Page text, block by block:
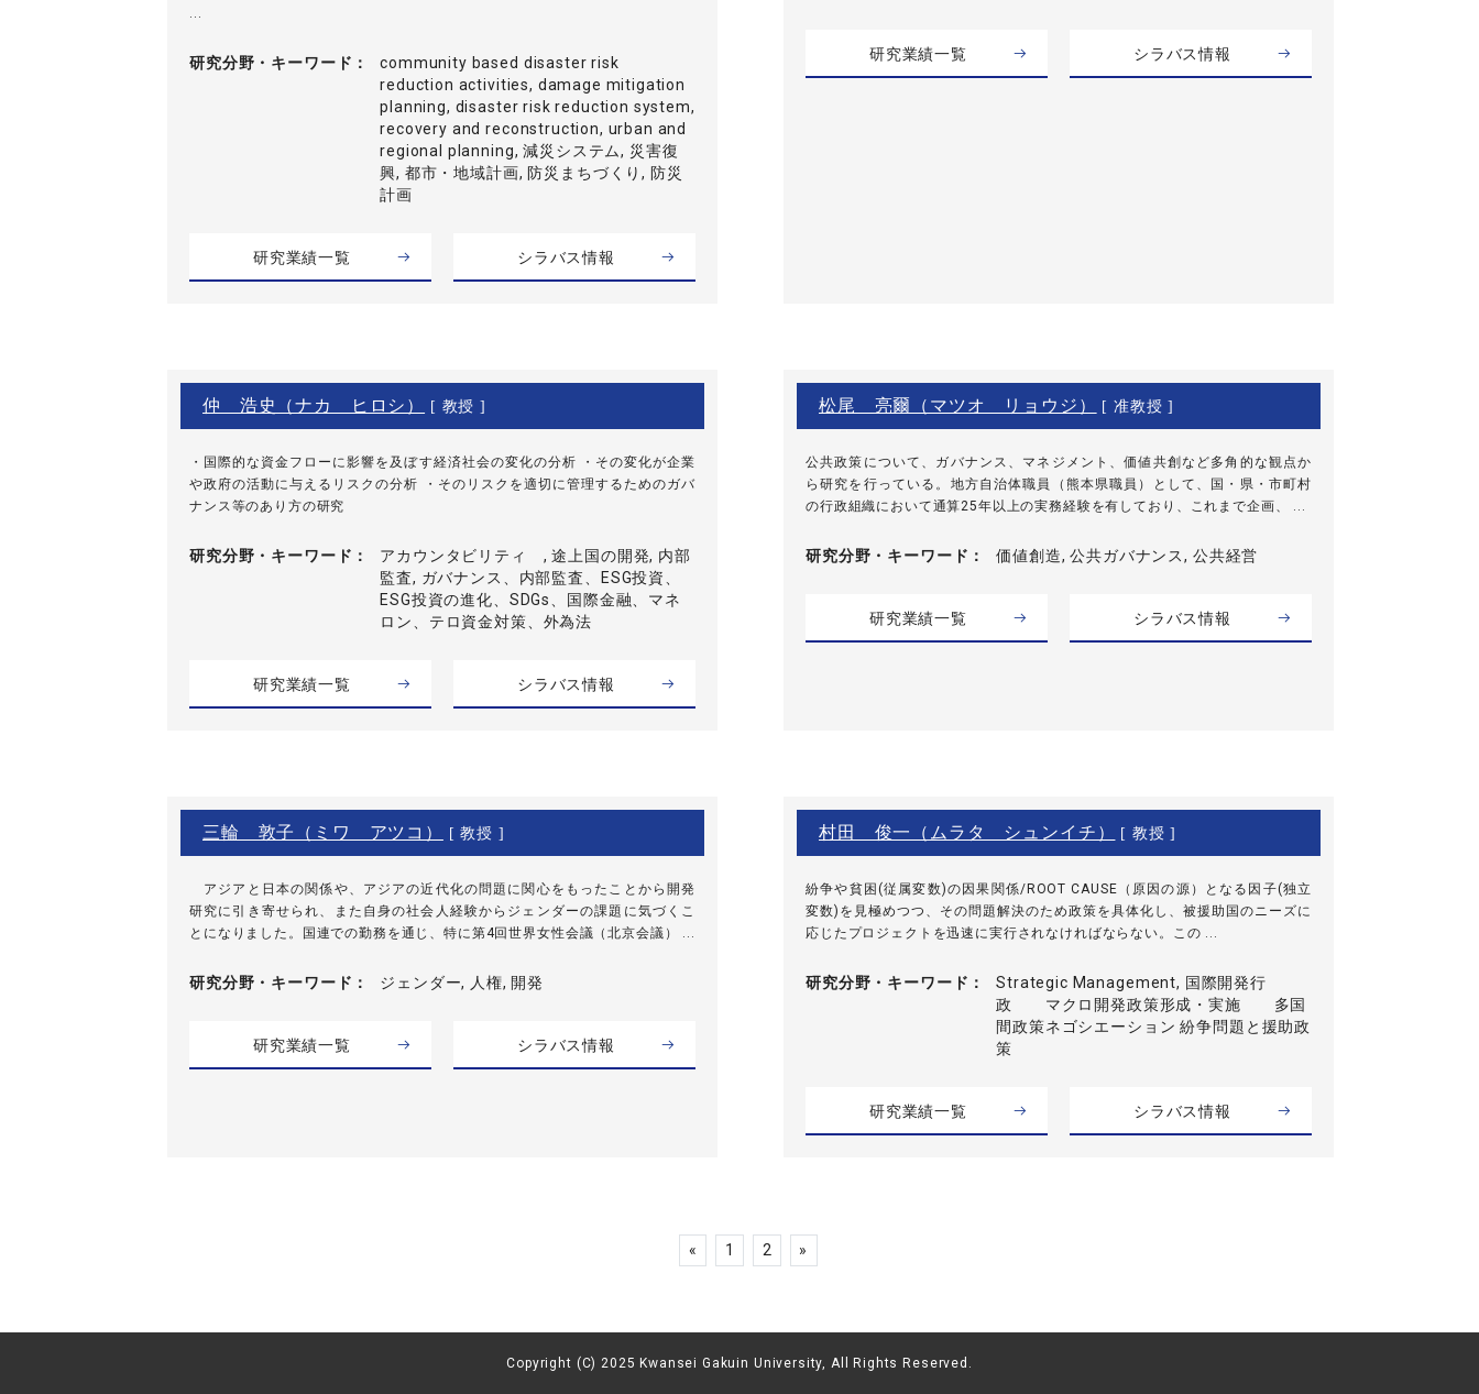
研究分野・ キーワード
community based disaster risk
reduction activities, damage mitigation
planning, disaster risk reduction system,
recovery and reconstruction, urban and
regional planning, 減災システム, 災害復
興, 都市・地域計画, 防災まちづくり, 防災
計画
研究業績一覧 シラバス情報
研究業績一覧 シラバス情報
仲 浩史（ナカ ヒロシ） [ 教授 ]
・国際的な資金フローに影響を及ぼす経済社会の変化の分析 ・その変化が企業
や政府の活動に与えるリスクの分析 ・そのリスクを適切に管理するためのガバ
ナンス等のあり方の研究
研究分野・ キーワード
アカウンタビリティ , 途上国の開発, 内部
監査, ガバナンス、内部監査、ESG投資、
ESG投資の進化、SDGs、国際金融、マネ
ロン、テロ資金対策、外為法
研究業績一覧 シラバス情報
松尾 亮爾（マツオ リョウジ） [ 准教授 ]
公共政策について、ガバナンス、マネジメント、価値共創など多角的な観点か
ら研究を行っている。地方自治体職員（熊本県職員）として、国・県・市町村
の行政組織において通算25年以上の実務経験を有しており、これまで企画、 ...
研究分野・ キーワード 価値創造, 公共ガバナンス, 公共経営
研究業績一覧 シラバス情報
三輪 敦子（ミワ アツコ） [ 教授 ]
アジアと日本の関係や、アジアの近代化の問題に関心をもったことから開発
研究に引き寄せられ、また自身の社会人経験からジェンダーの課題に気づくこ
とになりました。国連での勤務を通じ、特に第4回世界女性会議（北京会議） ...
研究分野・ キーワード ジェンダー, 人権, 開発
研究業績一覧 シラバス情報
村田 俊一（ムラタ シュンイチ） [ 教授 ]
紛争や貧困(従属変数)の因果関係/ROOT CAUSE（原因の源）となる因子(独立
変数)を見極めつつ、その問題解決のため政策を具体化し、被援助国のニーズに
応じたプロジェクトを迅速に実行されなければならない。この ...
研究分野・ キーワード
Strategic Management, 国際開発行
政 マクロ開発政策形成・実施 多国
間政策ネゴシエーション 紛争問題と援助政
策
研究業績一覧 シラバス情報
« 1 2 »
Copyright (C) 2025 Kwansei Gakuin University, All Rights Reserved.